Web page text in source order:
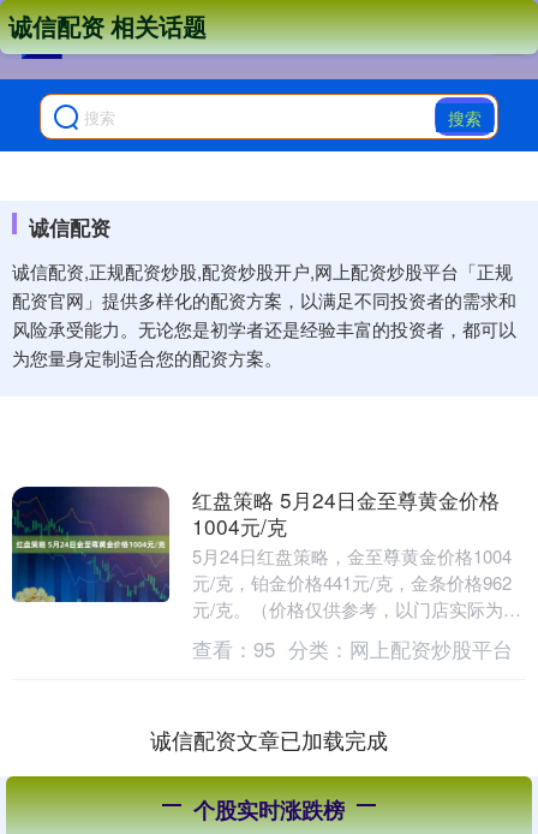
搜索
诚信配资
诚信配资,正规配资炒股,配资炒股开户,网上配资炒股平台「正规
配资官网」提供多样化的配资方案，以满足不同投资者的需求和
风险承受能力。无论您是初学者还是经验丰富的投资者，都可以
为您量身定制适合您的配资方案。
诚信配资 相关话题
红盘策略 5月24日金至尊黄金价格
1004元/克
5月24日红盘策略，金至尊黄金价格1004
元/克，铂金价格441元/克，金条价格962
元/克。（价格仅供参考，以门店实际为
准）同日上海黄金交易所现货黄金AU99....
查看： 95 分类： 网上配资炒股平台
诚信配资文章已加载完成
个股实时涨跌榜